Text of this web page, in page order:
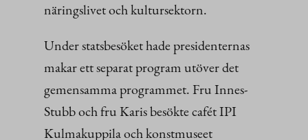
näringslivet och kultursektorn.
Under statsbesöket hade presidenternas
makar ett separat program utöver det
gemensamma programmet. Fru Innes-
Stubb och fru Karis besökte cafét IPI
Kulmakuppila och konstmuseet